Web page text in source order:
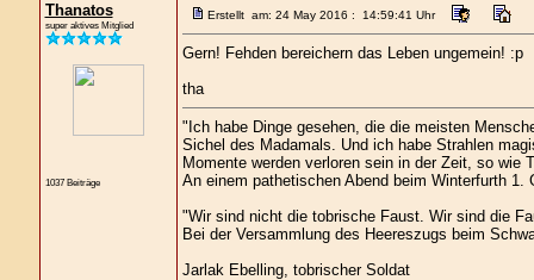
Thanatos
super aktives Mitglied
1037 Beiträge
Erstellt am: 24 May 2016 : 14:59:41 Uhr
Gern! Fehden bereichern das Leben ungemein! :p
tha
"Ich habe Dinge gesehen, die die meisten
Sichel des Madamals. Und ich habe Strahlen
Momente werden verloren sein in der Zeit, so wie
An einem pathetischen Abend beim Winterfurth
"Wir sind nicht die tobrische Faust. Wir sind die
Bei der Versammlung des Heereszugs beim
Jarlak Ebelling, tobrischer Soldat